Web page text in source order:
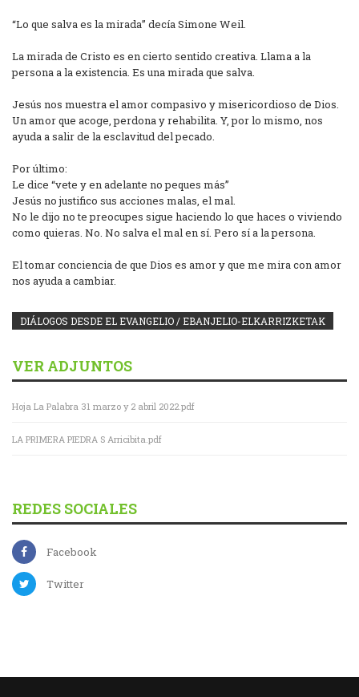
“Lo que salva es la mirada” decía Simone Weil.
La mirada de Cristo es en cierto sentido creativa. Llama a la
persona a la existencia. Es una mirada que salva.
Jesús nos muestra el amor compasivo y misericordioso de Dios.
Un amor que acoge, perdona y rehabilita. Y, por lo mismo, nos
ayuda a salir de la esclavitud del pecado.
Por último:
Le dice “vete y en adelante no peques más”
Jesús no justifico sus acciones malas, el mal.
No le dijo no te preocupes sigue haciendo lo que haces o viviendo
como quieras. No. No salva el mal en sí. Pero sí a la persona.
El tomar conciencia de que Dios es amor y que me mira con amor
nos ayuda a cambiar.
DIÁLOGOS DESDE EL EVANGELIO / EBANJELIO-ELKARRIZKETAK
VER ADJUNTOS
Hoja La Palabra 31 marzo y 2 abril 2022.pdf
LA PRIMERA PIEDRA S Arricibita.pdf
REDES SOCIALES
Facebook
Twitter